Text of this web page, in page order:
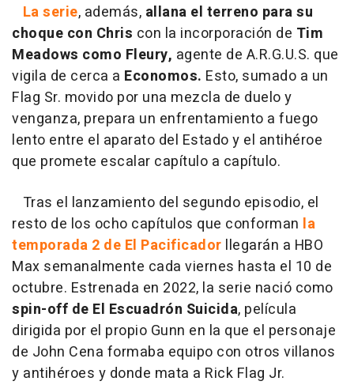
La serie, además, allana el terreno para su
choque con Chris con la incorporación de Tim
Meadows como Fleury, agente de A.R.G.U.S. que
vigila de cerca a Economos. Esto, sumado a un
Flag Sr. movido por una mezcla de duelo y
venganza, prepara un enfrentamiento a fuego
lento entre el aparato del Estado y el antihéroe
que promete escalar capítulo a capítulo.
Tras el lanzamiento del segundo episodio, el
resto de los ocho capítulos que conforman la
temporada 2 de El Pacificador llegarán a HBO
Max semanalmente cada viernes hasta el 10 de
octubre. Estrenada en 2022, la serie nació como
spin-off de El Escuadrón Suicida, película
dirigida por el propio Gunn en la que el personaje
de John Cena formaba equipo con otros villanos
y antihéroes y donde mata a Rick Flag Jr.